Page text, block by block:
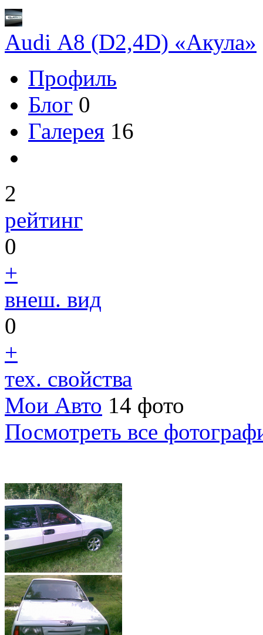
Audi A8 (D2,4D) «Акула»
Профиль
Блог 0
Галерея 16
2
рейтинг
0
+
внеш. вид
0
+
тех. свойства
Мои Авто 14 фото
Посмотреть все